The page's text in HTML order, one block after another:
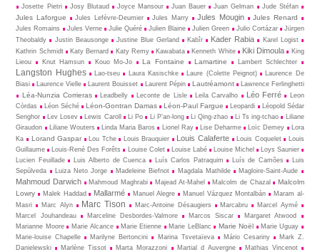
Josette Pietri
Josy Blutaud Joyce Mansour Juan Bauer Juan Gelman Jude Stéfan
Jules Laforgue Jules Lefèvre-Deumier Jules Marry Jules Mougin Jules Renard
Jules Romains Jules Verne Julie Quéré Julien Blaine Julien Green Julio Cortázar
Jürgen
Theobaldy
Justin Beausonge Justine Blue Gerland Kabîr Kader Rabia
Karel Logist
Kathrin Schmidt
Katy Bernard Katy Remy Kawabata Kenneth White Kiki Dimoula
King
Lieou
Knut Hamsun Kouo Mo-Jo La Fontaine Lamartine Lambert Schlechter
Langston Hughes Lao-tseu Laura Kasischke Laure (Colette Peignot)
Laurence De
Biasi
Laurence Vielle Laurent Bouisset Laurent Pépin Lautréamont Lawrence Ferlinghetti
Léa-Nunzia Corrieras Leadbelly Leconte de Lisle Leila Carvalho Léo Ferré
Leon
Còrdas
Léon Séché Léon-Gontran Damas Léon-Paul Fargue Leopardi
Léopold Sédar
Senghor
Lev Losev Lewis Caroll Li Po Li P’an-long Li Qing-zhao Li Ts ing-tchao
Liliane
Giraudon
Liliane Wouters Linda Maria Baros Lionel Ray Lise Deharme Loïc Demey
Lora
Ka
Lorand Gaspar Lou Tche Louis Brauquier Louis Calaferte Louis Coquelet
Louis
Guillaume
Louis-René Des Forêts Louise Colet Louise Labé Louise Michel
Loys Saunier
Lucien Feuillade
Luis Alberto de Cuenca Luís Carlos Patraquim Luís de Camões
Luis
Sepúlveda
Luiza Neto Jorge Madeleine Biefnot Magdala Mathilde Magloire-Saint-Aude
Mahmoud Darwich Mahmoud Maghrabi Majead At-Mahel Malcolm de Chazal
Malcolm
Lowry
Malek Haddad Mallarmé Manuel Alegre Manuel Vázquez Montalbán
Maram al-
Masri
Marc Alyn Marc Tison Marc-Antoine Désaugiers Marcabru
Marcel Aymé
Marcel Jouhandeau
Marceline Desbordes-Valmore Marcos Siscar
Margaret Atwood
Marianne Moore
Marie Alcance Marie Etienne Marie LeBlanc Marie Noël
Marie Uguay
Marie-louise Chapelle
Marilyne Bertoncini Marina Tsvetaïeva Mário Cesariny
Mark Z.
Danielewski
Marlène Tissot Marta Morazzoni Martial d Auvergne
Mathias Vincenot